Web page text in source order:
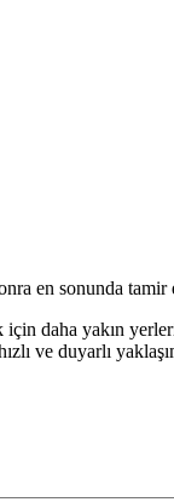
en sonunda tamir
daha yakın
ve duyarlı